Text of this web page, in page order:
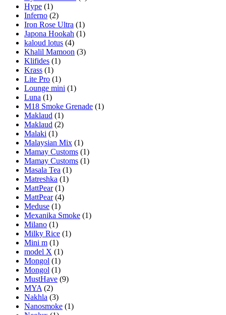
Hype (1)
Inferno (2)
Iron Rose Ultra (1)
Japona Hookah (1)
kaloud lotus (4)
Khalil Mamoon (3)
Klifides (1)
Krass (1)
Lite Pro (1)
Lounge mini (1)
Luna (1)
M18 Smoke Grenade (1)
Maklaud (1)
Maklaud (2)
Malaki (1)
Malaysian Mix (1)
Mamay Customs (1)
Mamay Customs (1)
Masala Tea (1)
Matreshka (1)
MattPear(1)
MattPear(4)
Meduse (1)
Mexanika Smoke (1)
Milano (1)
Milky Rice (1)
Mini m (1)
model X (1)
Mongol (1)
Mongol (1)
MustHave (9)
MYA (2)
Nakhla (3)
Nanosmoke (1)